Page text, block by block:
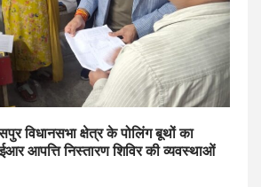
विधानसभा क्षेत्र के पोलिंग बूथों का
आपत्ति निस्तारण शिविर की व्यवस्थाओं